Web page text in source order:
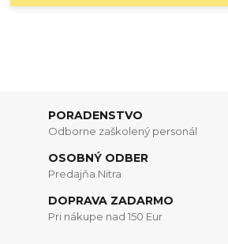
PORADENSTVO
Odborne zaškolený personál
OSOBNÝ ODBER
Predajňa Nitra
DOPRAVA ZADARMO
Pri nákupe nad 150 Eur